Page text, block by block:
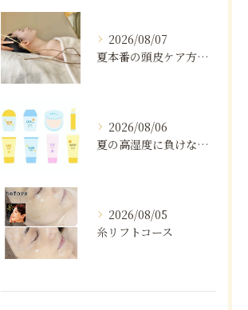
2026/08/07
夏本番の頭皮ケア方法と注意点
2026/08/06
夏の高湿度に負けない肌ケア術
2026/08/05
糸リフトコース